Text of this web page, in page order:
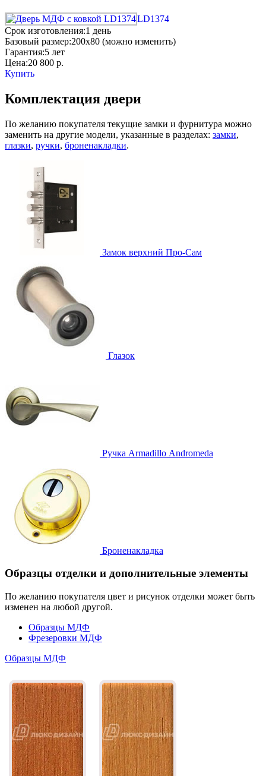
LD1374
Срок изготовления:1 день
Базовый размер:200x80 (можно изменить)
Гарантия:5 лет
Цена:20 800 р.
Купить
Комплектация двери
По желанию покупателя текущие замки и фурнитура можно
заменить на другие модели, указанные в разделах: замки,
глазки, ручки, броненакладки.
Замок верхний Про-Сам
Глазок
Ручка Armadillo Аndromeda
Броненакладка
Образцы отделки и дополнительные элементы
По желанию покупателя цвет и рисунок отделки может быть
изменен на любой другой.
Образцы МДФ
Фрезеровки МДФ
Образцы МДФ